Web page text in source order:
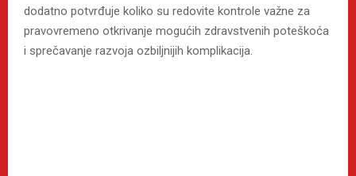
dodatno potvrđuje koliko su redovite kontrole važne za
pravovremeno otkrivanje mogućih zdravstvenih poteškoća
i sprečavanje razvoja ozbiljnijih komplikacija.